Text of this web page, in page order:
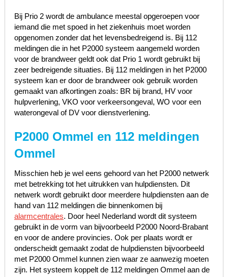
Bij Prio 2 wordt de ambulance meestal opgeroepen voor
iemand die met spoed in het ziekenhuis moet worden
opgenomen zonder dat het levensbedreigend is. Bij 112
meldingen die in het P2000 systeem aangemeld worden
voor de brandweer geldt ook dat Prio 1 wordt gebruikt bij
zeer bedreigende situaties. Bij 112 meldingen in het P2000
systeem kan er door de brandweer ook gebruik worden
gemaakt van afkortingen zoals: BR bij brand, HV voor
hulpverlening, VKO voor verkeersongeval, WO voor een
waterongeval of DV voor dienstverlening.
P2000 Ommel en 112 meldingen
Ommel
Misschien heb je wel eens gehoord van het P2000 netwerk
met betrekking tot het uitrukken van hulpdiensten. Dit
netwerk wordt gebruikt door meerdere hulpdiensten aan de
hand van 112 meldingen die binnenkomen bij
alarmcentrales. Door heel Nederland wordt dit systeem
gebruikt in de vorm van bijvoorbeeld P2000 Noord-Brabant
en voor de andere provincies. Ook per plaats wordt er
onderscheidt gemaakt zodat de hulpdiensten bijvoorbeeld
met P2000 Ommel kunnen zien waar ze aanwezig moeten
zijn. Het systeem koppelt de 112 meldingen Ommel aan de